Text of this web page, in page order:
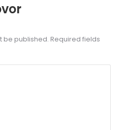
be published. Required fields